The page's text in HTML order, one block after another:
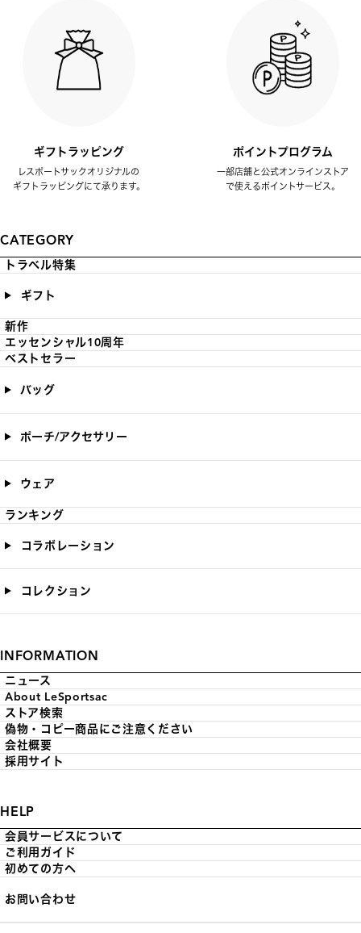
ギフトラッピング
レスポートサックオリジナルの
ギフトラッピングにて承ります。
ポイントプログラム
一部店舗と公式オンラインストア
で使えるポイントサービス。
CATEGORY
トラベル特集
ギフト
新作
エッセンシャル10周年
ベストセラー
バッグ
ポーチ/アクセサリー
ウェア
ランキング
コラボレーション
コレクション
INFORMATION
ニュース
About LeSportsac
ストア検索
偽物・コピー商品にご注意ください
会社概要
採用サイト
HELP
会員サービスについて
ご利用ガイド
初めての方へ
お問い合わせ